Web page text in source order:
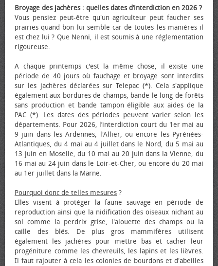
Broyage des jachères : quelles dates d’interdiction en 2026 ?
Vous pensiez peut-être qu'un agriculteur peut faucher ses
prairies quand bon lui semble car de toutes les manières il
est chez lui ? Que Nenni, il est soumis à une réglementation
rigoureuse.
A chaque printemps c'est la même chose, il existe une
période de 40 jours où fauchage et broyage sont interdits
sur les jachères déclarées sur Telepac (*). Cela s'applique
également aux bordures de champs, bande le long de forêts
sans production et bande tampon éligible aux aides de la
PAC (*). Les dates des périodes peuvent varier selon les
départements. Pour 2026, l’interdiction court du 1er mai au
9 juin dans les Ardennes, l'Allier, ou encore les Pyrénées-
Atlantiques, du 4 mai au 4 juillet dans le Nord, du 5 mai au
13 juin en Moselle, du 10 mai au 20 juin dans la Vienne, du
16 mai au 24 juin dans le Loir-et-Cher, ou encore du 20 mai
au 1er juillet dans la Marne.
Pourquoi donc de telles mesures ?
Elles visent à protéger la faune sauvage en période de
reproduction ainsi que la nidification des oiseaux nichant au
sol comme la perdrix grise, l'alouette des champs ou la
caille des blés. De plus gros mammifères utilisent
également les jachères pour mettre bas et cacher leur
progéniture comme les chevreuils, les lapins et les lièvres.
Il faut rajouter à cela les colonies de bourdons et d'abeilles